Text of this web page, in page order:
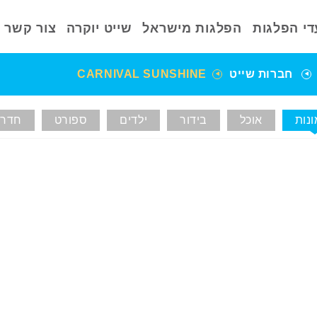
הפלגות הפלגות מישראל שייט יוקרה צור קשר
חברות שייט CARNIVAL SUNSHINE
אוכל בידור ילדים ספורט